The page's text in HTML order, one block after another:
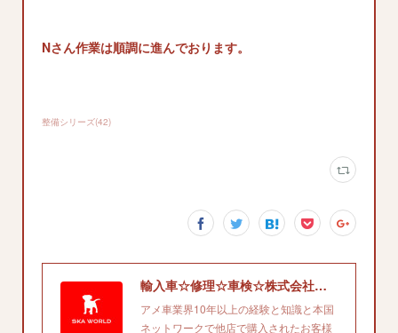
Nさん作業は順調に進んでおります。
整備シリーズ(42)
輸入車☆修理☆車検☆株式会社エスケイエイワールド'
アメ車業界10年以上の経験と知識と本国
ネットワークで他店で購入されたお客様